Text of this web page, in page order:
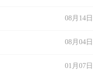
08月14日
08月04日
01月07日